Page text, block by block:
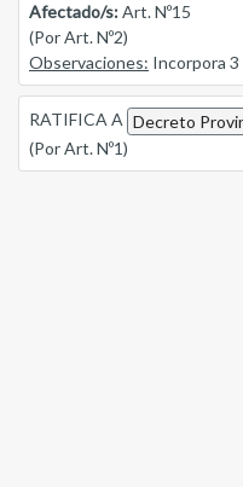
Afectado/s:Art. Nº15
(Por Art. Nº2)
Observaciones: Incorpora 3
RATIFICA A Decreto
(Por Art. Nº1)